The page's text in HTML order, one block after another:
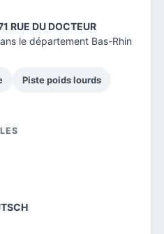
RUE DU DOCTEUR
le département Bas-Rhin
Piste poids lourds